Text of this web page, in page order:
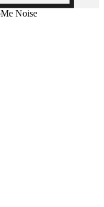
Noise